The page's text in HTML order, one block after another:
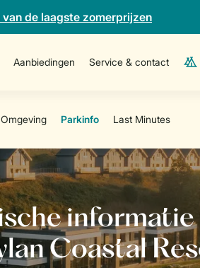
van de laagste zomerprijzen
Aanbiedingen Service & contact